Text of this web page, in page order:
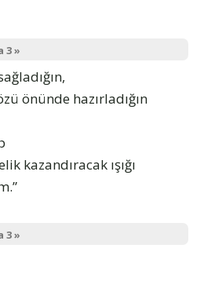
3 »
önünde hazırladığın
kazandıracak ışığı
3 »